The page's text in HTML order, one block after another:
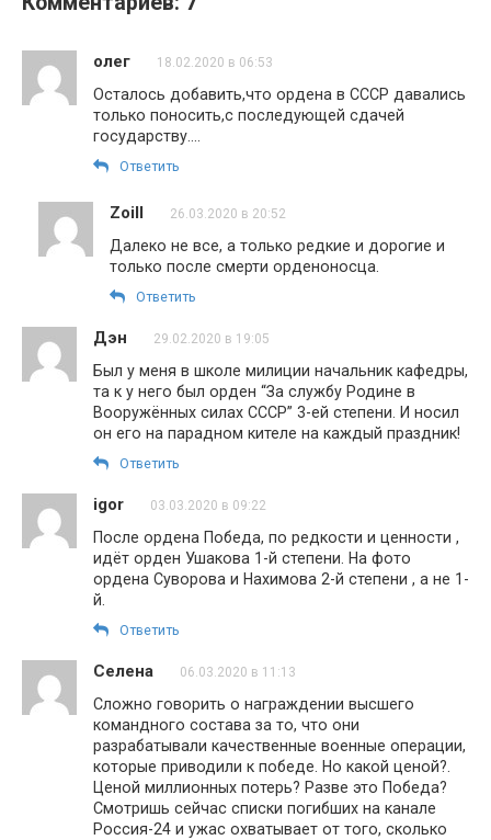
олег 18.02.2020 в 06:53
Осталось добавить,что ордена в СССР давались
только поносить,с последующей сдачей
государству….
Ответить
Zoill 26.03.2020 в 20:52
Далеко не все, а только редкие и дорогие и
только после смерти орденоносца.
Ответить
Дэн 29.02.2020 в 19:05
Был у меня в школе милиции начальник кафедры,
та к у него был орден “За службу Родине в
Вооружённых силах СССР” 3-ей степени. И носил
он его на парадном кителе на каждый праздник!
Ответить
igor 03.03.2020 в 09:22
После ордена Победа, по редкости и ценности ,
идёт орден Ушакова 1-й степени. На фото
ордена Суворова и Нахимова 2-й степени , а не 1-
й.
Ответить
Селена 06.03.2020 в 11:13
Сложно говорить о награждении высшего
командного состава за то, что они
разрабатывали качественные военные операции,
которые приводили к победе. Но какой ценой?.
Ценой миллионных потерь? Разве это Победа?
Смотришь сейчас списки погибших на канале
Россия-24 и ужас охватывает от того, сколько